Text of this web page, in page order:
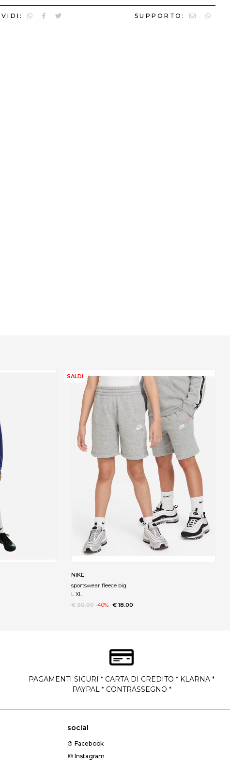
SUPPORTO:
SALDI
NIKE
sportswear fleece big
L XL
€ 30.00 -40% € 18.00
PAGAMENTI SICURI * CARTA DI CREDITO * KLARNA *
PAYPAL * CONTRASSEGNO *
social
Facebook
Instagram